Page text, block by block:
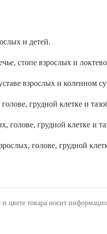
и детей.
стопе взрослых и
взрослых и коленном
грудной клетке и
грудной клетке и
голове, грудной
цвете товара носит